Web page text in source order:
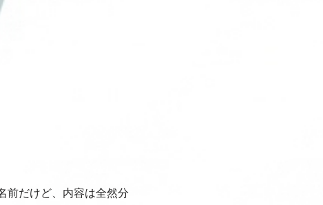
前だけど、内容は全然分